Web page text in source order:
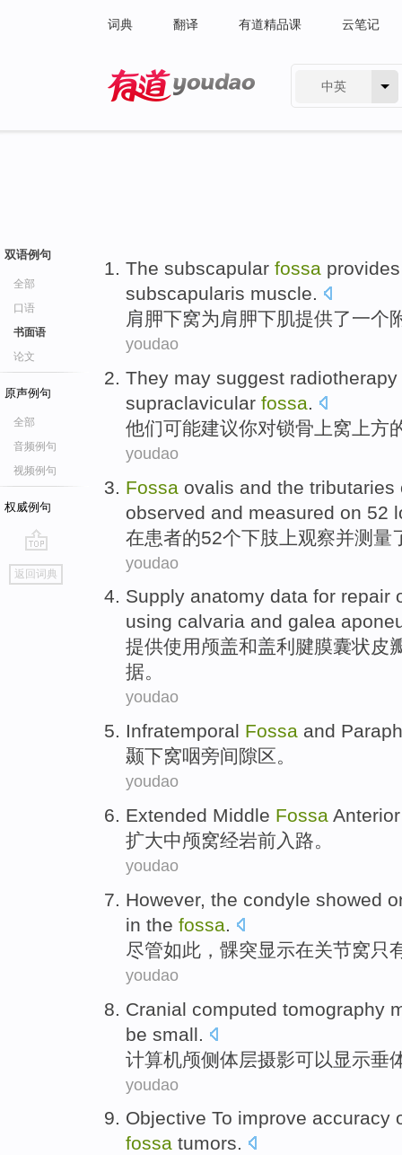
词典 翻译 有道精品课 云笔记
中英
双语例句
全部
口语
书面语
论文
原声例句
全部
音频例句
视频例句
权威例句
go
top
返回词典
The subscapular fossa provides
subscapularis muscle.
肩胛下窝为 肩胛下肌提供了一个
youdao
They may suggest radiotherapy
supraclavicular fossa.
他们可能建议你对锁骨 上窝 上方
youdao
Fossa ovalis and the tributaries
observed and measured on 52
在患者的52个下肢 上观察并测量
youdao
Supply anatomy data for repair
using calvaria and galea
提供使用 颅盖和盖利腱膜囊状皮
据。
youdao
Infratemporal Fossa and
颞下窝咽旁间隙区。
youdao
Extended Middle Fossa
扩大中颅窝经岩前入路。
youdao
However, the condyle showed
in the fossa.
尽管如此 ， 髁突显示在关节窝只
youdao
Cranial computed tomography
be small.
计算机颅侧体层摄影可以显示垂
youdao
Objective To improve accuracy
fossa tumors.